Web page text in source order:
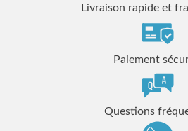
Livraison rapide et
Paiement
Questions